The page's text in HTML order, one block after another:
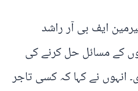
ایف بی آر راشد
کے مسائل حل کرنے کی
انہوں نے کہا کہ کسی تاجر